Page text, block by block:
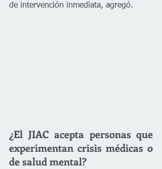
de intervención inmediata, agregó.
¿El JIAC acepta personas que
experimentan crisis médicas o
de salud mental?